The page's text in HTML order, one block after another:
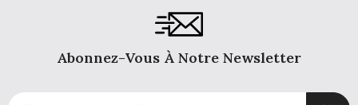
Abonnez-Vous À Notre Newsletter